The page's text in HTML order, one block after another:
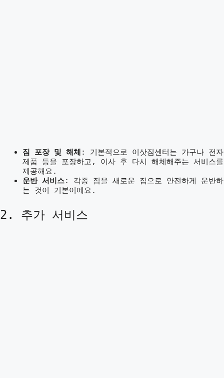
짐 포장 및 해체 : 기본적으로 이삿짐센터는 가구나 전자
제품 등을 포장하고, 이사 후 다시 해체해주는 서비스를
제공해요.
운반 서비스: 각종 짐을 새로운 집으로 안전하게 운반하
는 것이 기본이에요.
2. 추가 서비스